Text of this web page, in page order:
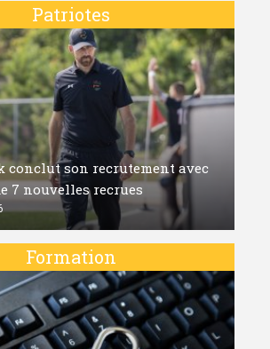
Patriotes
conclut son recrutement avec
7 nouvelles recrues
Formation